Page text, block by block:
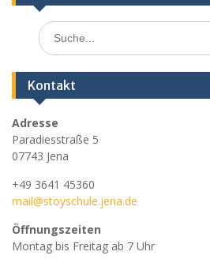
Search
for:
Kontakt
Adresse
Paradiesstraße 5
07743 Jena
+49 3641 45360
mail@stoyschule.jena.de
Öffnungszeiten
Montag bis Freitag ab 7 Uhr